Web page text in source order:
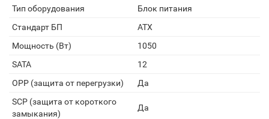
Тип оборудования
Блок питания
Стандарт БП
ATX
Мощность (Вт)
1050
SATA
12
OPP (защита от перегрузки)
Да
SCP (защита от короткого
замыкания)
Да